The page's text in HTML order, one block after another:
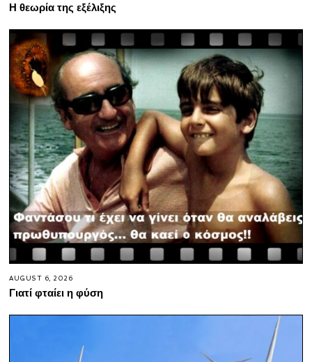
Η θεωρία της εξέλιξης
AUGUST 6, 2026
Γιατί φταίει η φύση